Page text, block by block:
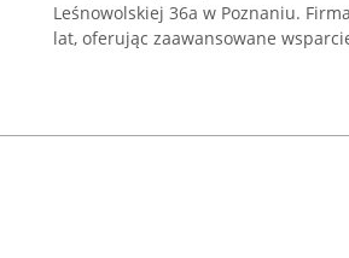
Leśnowolskiej 36a w Poznaniu.
lat, oferując zaawansowane